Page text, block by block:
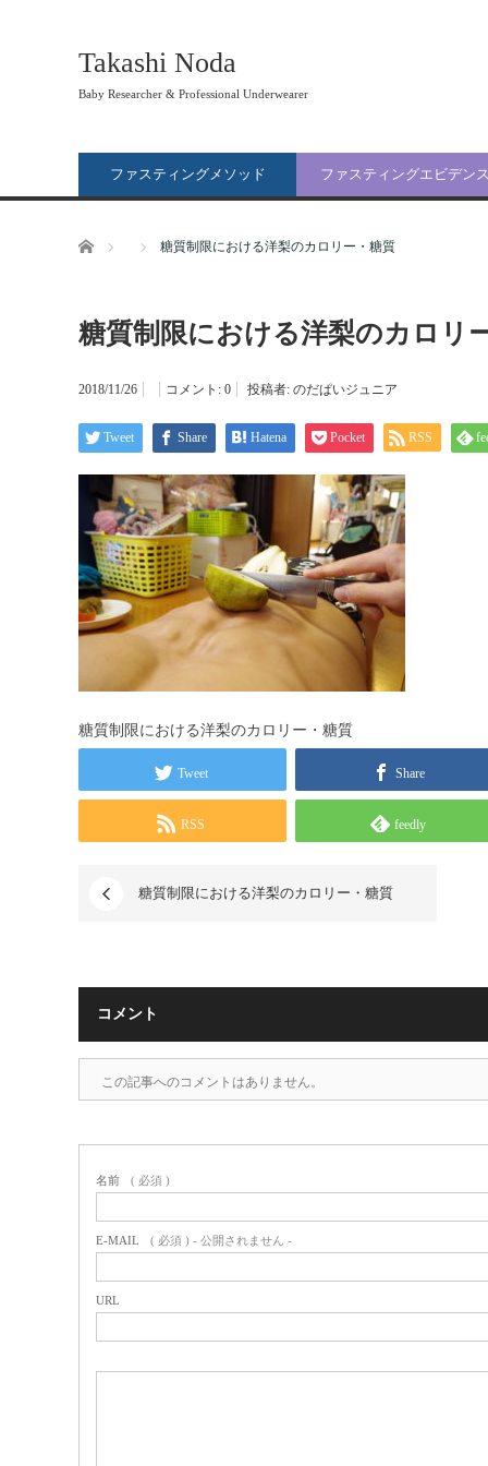
Takashi Noda
Baby Researcher & Professional Underwearer
ファスティングメソッド ファスティングエビデンス
ホーム 糖質制限における洋梨のカロリー・糖質
糖質制限における洋梨のカロリ
2018/11/26 コメント: 0 投稿者: のだぱいジュニア
Tweet Share Hatena Pocket RSS
糖質制限における洋梨のカロリー・糖質
Tweet Share
RSS feedly
糖質制限における洋梨のカロリー・糖質
コメント
この記事へのコメントはありません。
名前 ( 必須 )
E-MAIL ( 必須 ) - 公開されません -
URL